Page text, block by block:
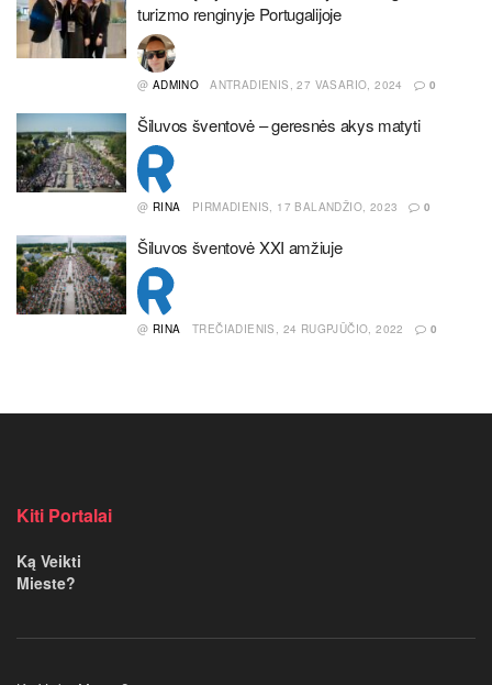
turizmo renginyje Portugalijoje
@ ADMINO ANTRADIENIS, 27 VASARIO, 2024 0
Šiluvos šventovė – geresnės akys matyti
@ RINA PIRMADIENIS, 17 BALANDŽIO, 2023 0
Šiluvos šventovė XXI amžiuje
@ RINA TREČIADIENIS, 24 RUGPJŪČIO, 2022 0
Kiti Portalai
Ką Veikti
Mieste?